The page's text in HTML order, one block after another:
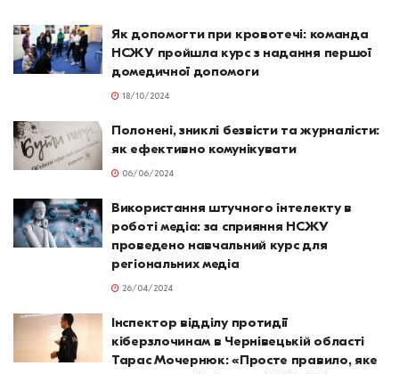
Як допомогти при кровотечі: команда
НСЖУ пройшла курс з надання першої
домедичної допомоги
18/10/2024
Полонені, зниклі безвісти та журналісти:
як ефективно комунікувати
06/06/2024
Використання штучного інтелекту в
роботі медіа: за сприяння НСЖУ
проведено навчальний курс для
регіональних медіа
26/04/2024
Інспектор відділу протидії
кіберзлочинам в Чернівецькій області
Тарас Мочернюк: «Просте правило, яке